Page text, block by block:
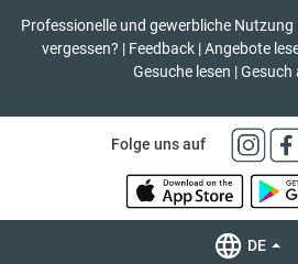
Professionelle und gewerbliche Nutzung
vergessen? | Feedback | Angebote
Gesuche lesen | Gesuch
Folge uns auf
DE